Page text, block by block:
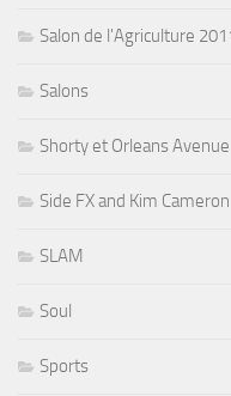
Salon de l'Agriculture
Salons
Shorty et Orleans Avenue
Side FX and Kim Cameron
SLAM
Soul
Sports